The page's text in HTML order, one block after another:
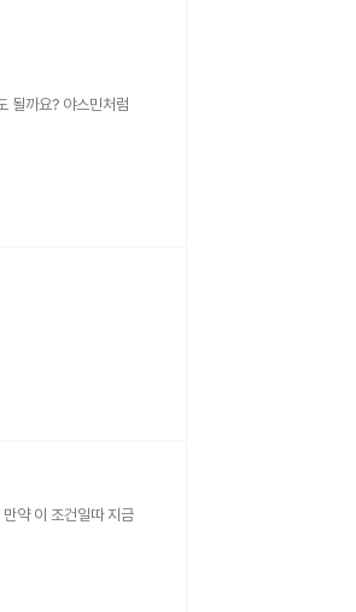
될까요? 야스민처럼
약 이 조건일따 지금